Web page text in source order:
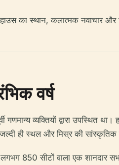
का स्थान, कलात्मक नवाचार
वर्ष
व्यक्तियों द्वारा उपस्थित
ही स्थल और मिस्र की सांस्कृतिक
850 सीटों वाला एक शानदार